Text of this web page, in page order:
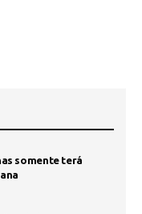
somente terá